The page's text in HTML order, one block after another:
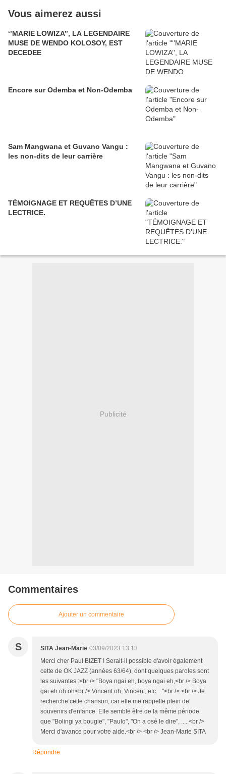
Vous aimerez aussi
‘’MARIE LOWIZA’’, LA LEGENDAIRE
MUSE DE WENDO KOLOSOY, EST
DECEDEE
Encore sur Odemba et Non-Odemba
Sam Mangwana et Guvano Vangu :
les non-dits de leur carrière
TÉMOIGNAGE ET REQUÊTES D’UNE
LECTRICE.
Publicité
Commentaires
Ajouter un commentaire
S SITA Jean-Marie 03/09/2023 13:13
Merci cher Paul BIZET ! Serait-il possible d'avoir également
cette de OK JAZZ (années 63/64), dont quelques paroles sont
les suivantes :<br /> "Boya ngai eh, boya ngai eh,<br /> Boya
gai eh oh oh<br /> Vincent oh, Vincent, etc...."<br /> <br /> Je
recherche cette chanson, car elle me rappelle plein de
souvenirs d'enfance. Elle semble être de la même période
que "Bolingi ya bougie", "Paulo", "On a osé le dire", .....<br />
Merci d'avance pour votre aide.<br /> <br /> Jean-Marie SITA
Répondre